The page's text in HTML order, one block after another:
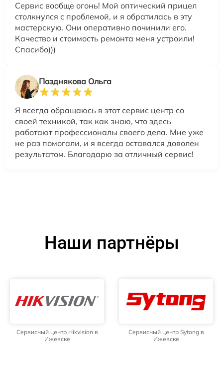
Сервис вообще огонь! Мой оптический прицел
столкнулся с проблемой, и я обратилась в эту
мастерскую. Они оперативно починили его.
Качество и стоимость ремонта меня устроили!
Спасибо)))
Позднякова Ольга
Я всегда обращаюсь в этот сервис центр со
своей техникой, так как знаю, что здесь
работают профессионалы своего дела. Мне уже
не раз помогали, и я всегда оставался доволен
результатом. Благодарю за отличный сервис!
Наши партнёры
Сервисный центр Hikvision в
Ижевске
Сервисный центр Sytong в
Ижевске